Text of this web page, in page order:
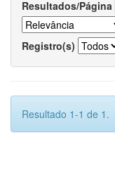
Resultados/Página
Registro(s)
Resultado 1-1 de 1.